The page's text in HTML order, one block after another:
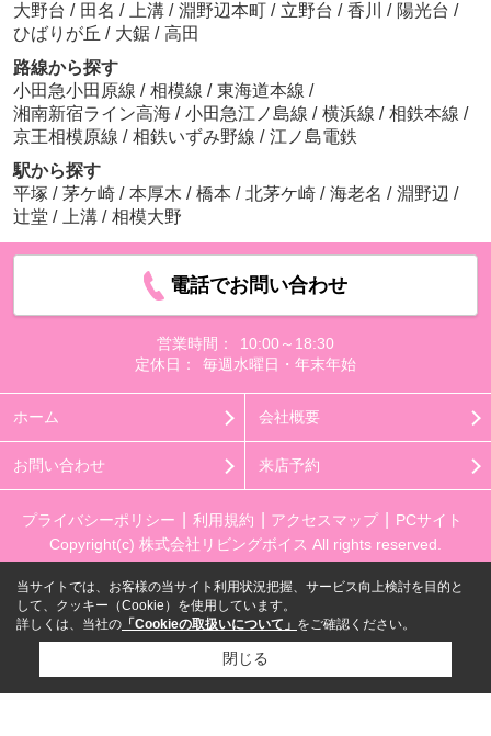
大野台 / 田名 / 上溝 / 淵野辺本町 / 立野台 / 香川 / 陽光台 /
ひばりが丘 / 大鋸 / 高田
路線から探す
小田急小田原線 / 相模線 / 東海道本線 /
湘南新宿ライン高海 / 小田急江ノ島線 / 横浜線 / 相鉄本線 /
京王相模原線 / 相鉄いずみ野線 / 江ノ島電鉄
駅から探す
平塚 / 茅ケ崎 / 本厚木 / 橋本 / 北茅ケ崎 / 海老名 / 淵野辺 /
辻堂 / 上溝 / 相模大野
電話でお問い合わせ
営業時間：
10:00～18:30
定休日：
毎週水曜日・年末年始
ホーム 会社概要
お問い合わせ 来店予約
プライバシーポリシー 利用規約 アクセスマップ
PCサイト
Copyright(c) 株式会社リビングボイス All rights reserved.
当サイトでは、お客様の当サイト利用状況把握、サービス向上検討を目的と
して、クッキー（Cookie）を使用しています。
詳しくは、当社の 「Cookieの取扱いについて」 をご確認ください。
閉じる